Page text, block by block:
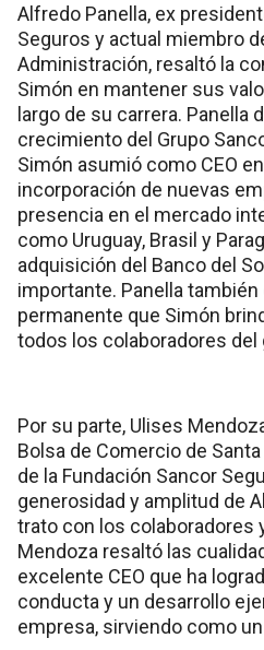
Alfredo Panella, ex
Seguros y actual miembro
Administración, resaltó la
Simón en mantener sus
largo de su carrera. Panella
crecimiento del Grupo
Simón asumió como CEO
incorporación de nuevas
presencia en el mercado
como Uruguay, Brasil y
adquisición del Banco del
importante. Panella
permanente que Simón
todos los colaboradores del
Por su parte, Ulises
Bolsa de Comercio de
de la Fundación Sancor
generosidad y amplitud de
trato con los colaboradores
Mendoza resaltó las
excelente CEO que ha
conducta y un desarrollo
empresa, sirviendo como